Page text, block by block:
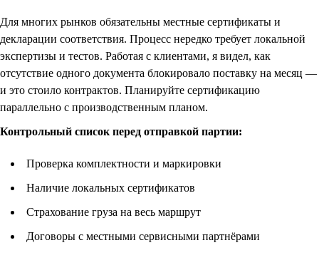
Для многих рынков обязательны местные сертификаты и
декларации соответствия. Процесс нередко требует локальной
экспертизы и тестов. Работая с клиентами, я видел, как
отсутствие одного документа блокировало поставку на месяц —
и это стоило контрактов. Планируйте сертификацию
параллельно с производственным планом.
Контрольный список перед отправкой партии:
Проверка комплектности и маркировки
Наличие локальных сертификатов
Страхование груза на весь маршрут
Договоры с местными сервисными партнёрами